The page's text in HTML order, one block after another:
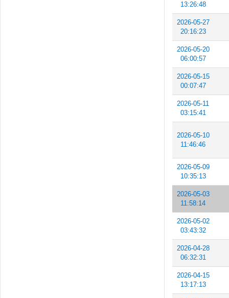
13:26:48
2026-05-27
20:16:23
2026-05-20
06:00:57
2026-05-15
00:07:47
2026-05-11
03:15:41
2026-05-10
11:46:46
2026-05-09
10:35:13
2026-05-03
11:58:14
2026-05-02
03:43:32
2026-04-28
06:32:31
2026-04-15
13:17:13